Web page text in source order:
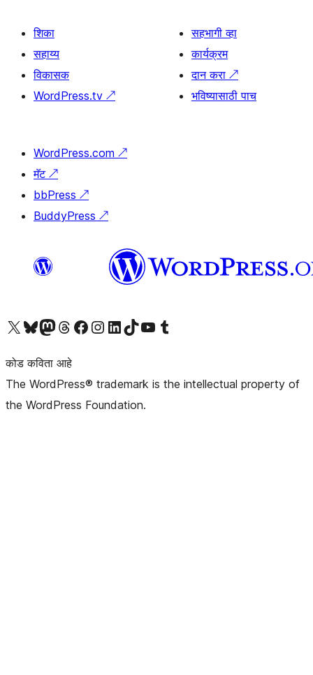
शिका
सहाय्य
विकासक
WordPress.tv ↗
सहभागी व्हा
कार्यक्रम
दान करा ↗
भविष्यासाठी पाच
WordPress.com ↗
मॅट ↗
bbPress ↗
BuddyPress ↗
आमच्या X (एक्स) (पूर्वीचे ट्विटर) खात्याला भेट द्या आमच्या ब्लूस्की खात्याला भेट द्या.आमच्या Mastodon खात्याला भेट द्या.आमच्या थ्रेड्स खात्याला भेट द्या. आमच्या फेसबुक पेजला भेट द्या आमच्या इंस्टाग्राम खात्याला भेट द्या आमच्या लिंक्डइन खात्याला भेट द्या आमच्या टिकटॉक अकाउंटला भेट द्या.आमच्या यूट्यूब चॅनेलला भेट द्या आमच्या टंबलर खात्याला भेट द्या.
कोड कविता आहे
The WordPress® trademark is the intellectual property of
the WordPress Foundation.